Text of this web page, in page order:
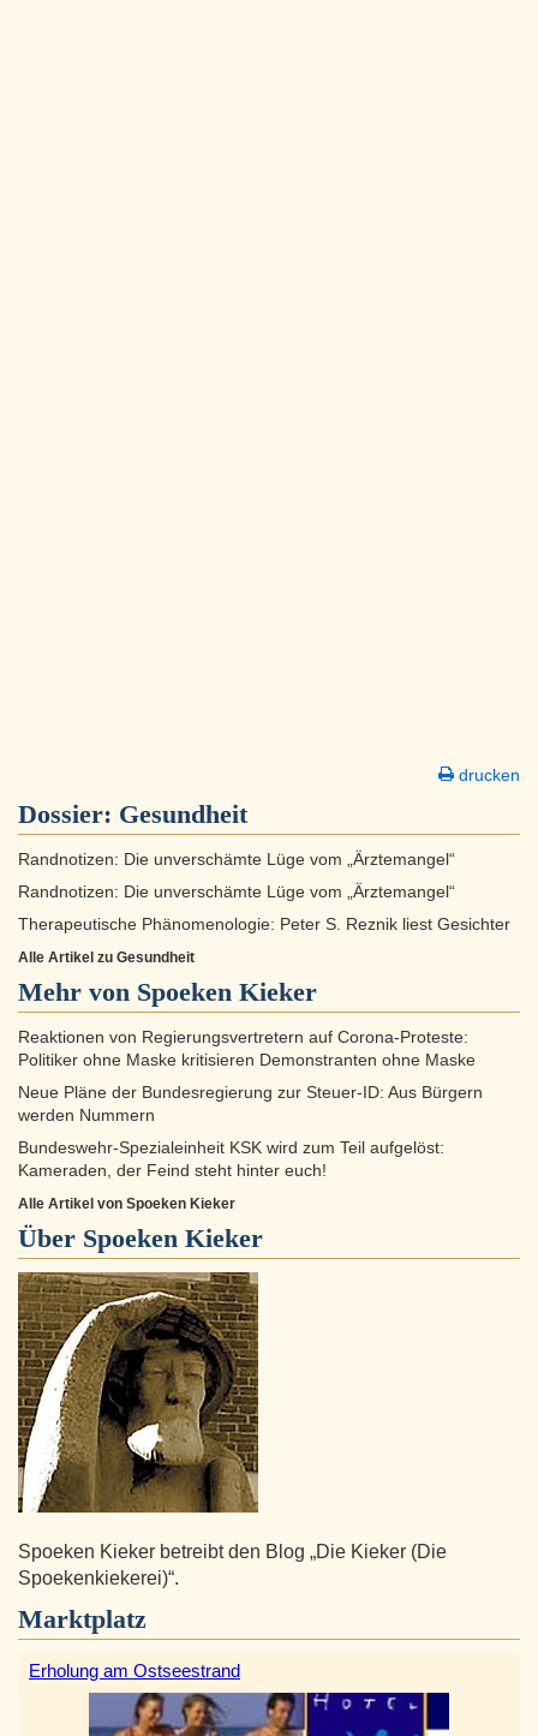
drucken
Dossier: Gesundheit
Randnotizen: Die unverschämte Lüge vom „Ärztemangel“
Randnotizen: Die unverschämte Lüge vom „Ärztemangel“
Therapeutische Phänomenologie: Peter S. Reznik liest Gesichter
Alle Artikel zu Gesundheit
Mehr von Spoeken Kieker
Reaktionen von Regierungsvertretern auf Corona-Proteste:
Politiker ohne Maske kritisieren Demonstranten ohne Maske
Neue Pläne der Bundesregierung zur Steuer-ID: Aus Bürgern
werden Nummern
Bundeswehr-Spezialeinheit KSK wird zum Teil aufgelöst:
Kameraden, der Feind steht hinter euch!
Alle Artikel von Spoeken Kieker
Über Spoeken Kieker
Spoeken Kieker betreibt den Blog „Die Kieker (Die
Spoekenkiekerei)“.
Marktplatz
Erholung am Ostseestrand